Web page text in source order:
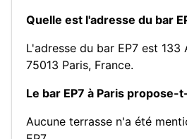
Quelle est l'adresse du bar
L'adresse du bar EP7 est 133
75013 Paris, France.
Le bar EP7 à Paris
Aucune terrasse n'a été